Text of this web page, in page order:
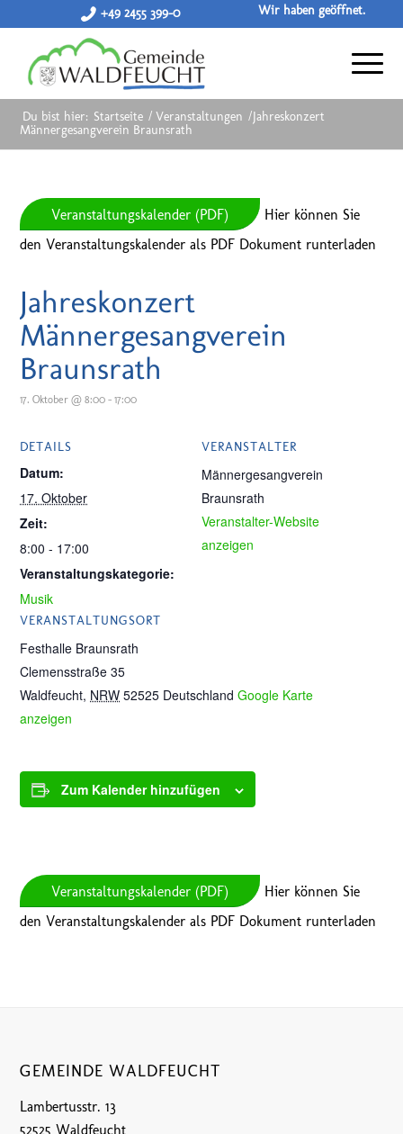
+49 2455 399-0 Wir haben geöffnet.
Du bist hier: Startseite / Veranstaltungen /Jahreskonzert
Männergesangverein Braunsrath
Veranstaltungskalender (PDF)
Hier können Sie
den Veranstaltungskalender als PDF Dokument runterladen
Jahreskonzert
Männergesangverein
Braunsrath
17. Oktober @ 8:00 -17:00
DETAILS
Datum:
17. Oktober
Zeit:
8:00 - 17:00
Veranstaltungskategorie:
Musik
VERANSTALTUNGSORT
Festhalle Braunsrath
Clemensstraße 35
Waldfeucht, NRW 52525 Deutschland Google Karte
anzeigen
VERANSTALTER
Männergesangverein
Braunsrath
Veranstalter-Website
anzeigen
Zum Kalender hinzufügen
Veranstaltungskalender (PDF)
Hier können Sie
den Veranstaltungskalender als PDF Dokument runterladen
GEMEINDE WALDFEUCHT
Lambertusstr. 13
52525 Waldfeucht